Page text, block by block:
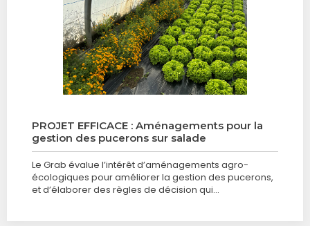
PROJET EFFICACE : Aménagements pour la
gestion des pucerons sur salade
Le Grab évalue l’intérêt d’aménagements agro-
écologiques pour améliorer la gestion des pucerons,
et d’élaborer des règles de décision qui…